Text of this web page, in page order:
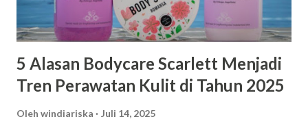
5 Alasan Bodycare Scarlett Menjadi
Tren Perawatan Kulit di Tahun 2025
Oleh windiariska Juli 14, 2025